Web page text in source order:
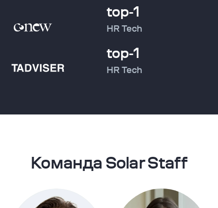
top-1
HR Tech
top-1
HR Tech
Команда Solar Staff